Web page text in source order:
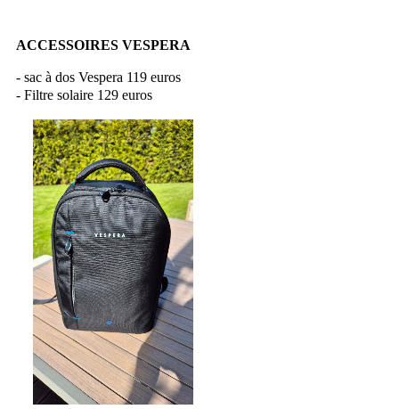
ACCESSOIRES VESPERA
- sac à dos Vespera 119 euros
- Filtre solaire 129 euros